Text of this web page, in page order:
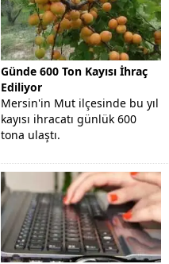
Günde 600 Ton Kayısı İhraç
Ediliyor
Mersin'in Mut ilçesinde bu yıl
kayısı ihracatı günlük 600
tona ulaştı.